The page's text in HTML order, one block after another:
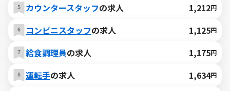
カウンタースタッフの求人 1,212円
コンビニスタッフの求人 1,125円
給食調理員の求人 1,175円
運転手の求人 1,634円